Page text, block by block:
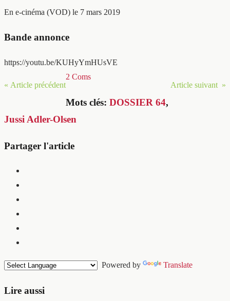
En e-cinéma (VOD) le 7 mars 2019
Bande annonce
https://youtu.be/KUHyYmHUsVE
« Article précédent Article suivant »
2 Coms
Mots clés: DOSSIER 64,
Jussi Adler-Olsen
Partager l'article
Powered by Translate
Lire aussi